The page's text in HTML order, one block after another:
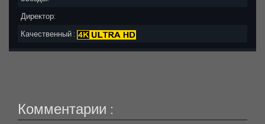
Директор:
Качественный :
Комментарии :